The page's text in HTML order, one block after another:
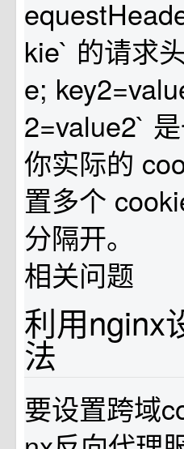
kie` 的请求
e;
2=value2`
你实际的
置多个
分隔开。
相关问题
利用nginx
法
要设置跨域